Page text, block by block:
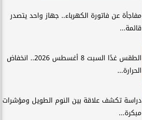
مفاجأة عن فاتورة الكهرباء.. جهاز واحد يتصدر
قائمة...
الطقس غدًا السبت 8 أغسطس 2026.. انخفاض
الحرارة...
دراسة تكشف علاقة بين النوم الطويل ومؤشرات
مبكرة...